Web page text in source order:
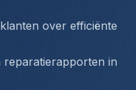
over efficiënte
in